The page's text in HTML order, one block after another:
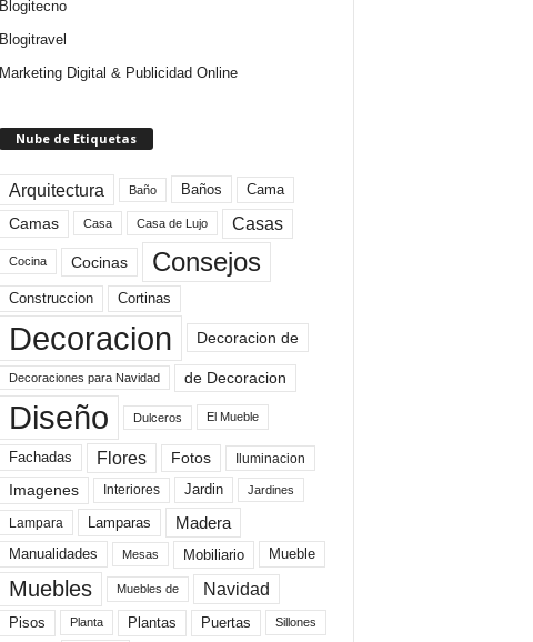
Blogitecno
Blogitravel
Marketing Digital & Publicidad Online
Nube de Etiquetas
Arquitectura Baño Baños Cama
Camas Casa Casa de Lujo Casas
Cocina Cocinas Consejos
Construccion Cortinas
Decoracion Decoracion de
Decoraciones para Navidad de Decoracion
Diseño Dulceros El Mueble
Fachadas Flores Fotos Iluminacion
Imagenes Interiores Jardin Jardines
Lampara Lamparas Madera
Manualidades Mesas Mobiliario Mueble
Muebles Muebles de Navidad
Pisos Planta Plantas Puertas Sillones